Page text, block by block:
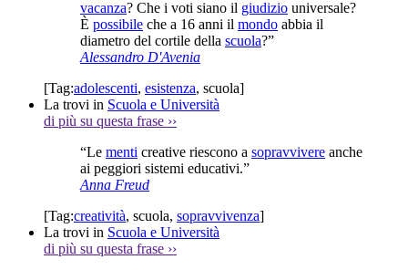
vacanza? Che i voti siano il giudizio universale?
È possibile che a 16 anni il mondo abbia il
diametro del cortile della scuola?”
Alessandro D'Avenia
[Tag:adolescenti, esistenza, scuola]
La trovi in Scuola e Università
di più su questa frase ››
“Le menti creative riescono a sopravvivere anche
ai peggiori sistemi educativi.”
Anna Freud
[Tag:creatività, scuola, sopravvivenza]
La trovi in Scuola e Università
di più su questa frase ››